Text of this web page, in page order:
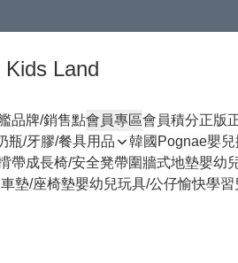
Kids Land
品牌/銷售點會員專區會員積分正版
瓶/牙膠/餐具用品
韓國Pognae嬰
帶成長椅/安全凳帶圍牆式地墊嬰幼
車墊/座椅墊嬰幼兒玩具/公仔愉快學習